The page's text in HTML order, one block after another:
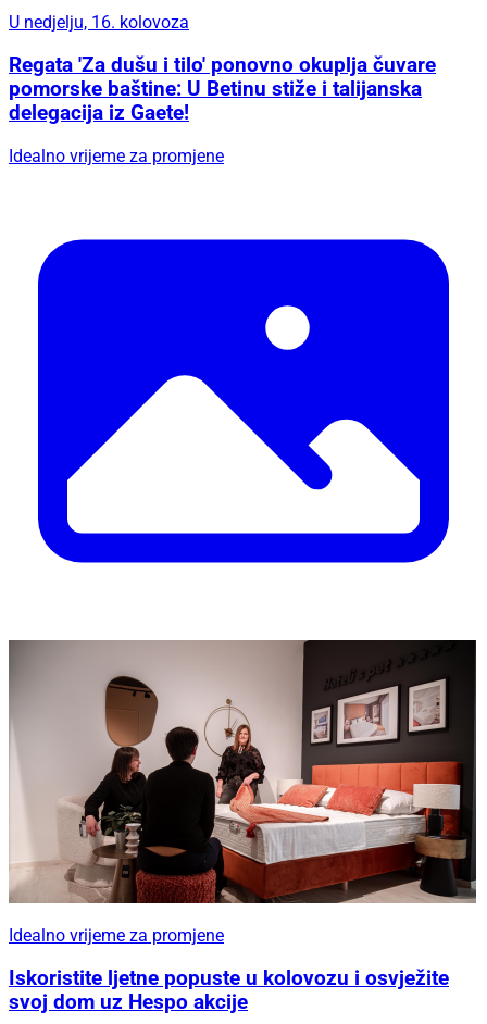
U nedjelju, 16. kolovoza
Regata 'Za dušu i tilo' ponovno okuplja čuvare
pomorske baštine: U Betinu stiže i talijanska
delegacija iz Gaete!
Idealno vrijeme za promjene
Idealno vrijeme za promjene
Iskoristite ljetne popuste u kolovozu i osvježite
svoj dom uz Hespo akcije